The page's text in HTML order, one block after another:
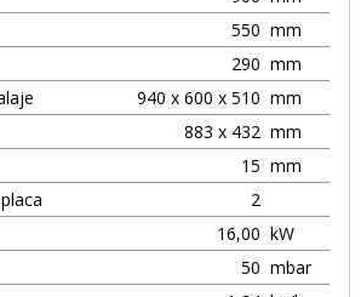
550 mm
290 mm
940 x 600 x 510 mm
883 x 432 mm
15 mm
2
16,00 kW
50 mbar